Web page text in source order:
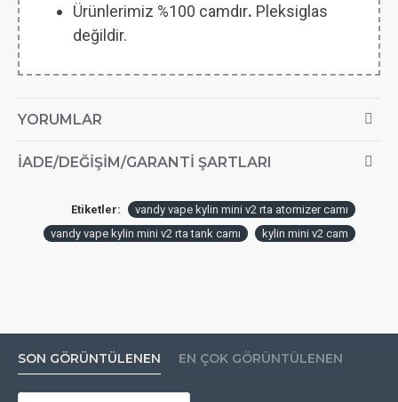
Ürünlerimiz %100 camdır. Pleksiglas
değildir.
YORUMLAR
İADE/DEĞIŞIM/GARANTI ŞARTLARI
Etiketler:
vandy vape kylin mini v2 rta atomizer camı
vandy vape kylin mini v2 rta tank camı
kylin mini v2 cam
SON GÖRÜNTÜLENEN EN ÇOK GÖRÜNTÜLENEN